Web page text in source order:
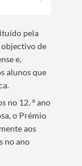
pela
de
e,
alunos que
no 12. º ano
o Prémio
aos
no ano